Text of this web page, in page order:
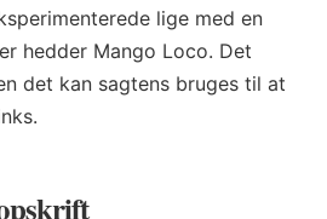
lige med en
hedder Mango Loco. Det
det kan sagtens bruges til at